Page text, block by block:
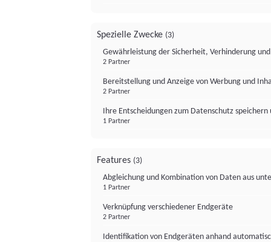
Spezielle Zwecke (3)
Gewährleistung der Sicherheit, Verhinderung
2 Partner
Bereitstellung und Anzeige von Werbung und
2 Partner
Ihre Entscheidungen zum Datenschutz
1 Partner
Features (3)
Abgleichung und Kombination von Daten aus
1 Partner
Verknüpfung verschiedener Endgeräte
2 Partner
Identifikation von Endgeräten anhand